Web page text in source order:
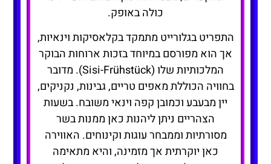
כולה באופק.
התפריט בגלורייט מתמקד בקלאסיקות וינאיות,
אך הוא מפורסם במיוחד בזכות ארוחות הבוקר
המלכותיות שלו (Sisi-Frühstück). מדובר
בחוויה הכוללת מאפים טריים, גבינות, נקניקים,
יין מבעבע וכמובן קפה וינאי משובח. בשעות
הצהריים ניתן ליהנות כאן ממנות בשר
מסורתיות וממבחר עוגות וקינוחים. האווירה
כאן יוקרתית אך מזמינה, והיא מתאימה